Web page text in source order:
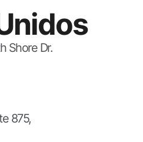
Shore Dr.
875,